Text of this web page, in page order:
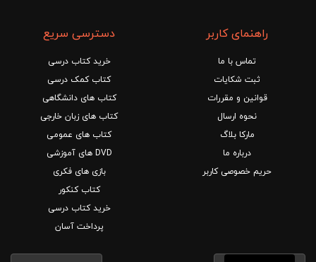
راهنمای کاربر
تماس با ما
ثبت شکایات
قوانین و مقررات
نحوه ارسال
مارکا بلاگ
درباره ما
حریم خصوصی کاربر
دسترسی سریع
خرید کتاب درسی
کتاب کمک درسی
کتاب های دانشگاهی
کتاب های زبان خارجی
کتاب های عمومی
DVD های آموزشی
بازی های فکری
کتاب کنکور
خرید کتاب درسی
پرداخت آسان